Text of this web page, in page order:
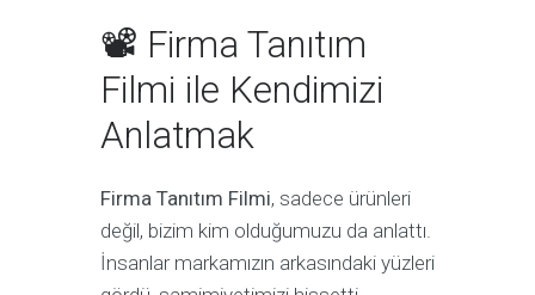
📽 Firma Tanıtım
Filmi ile Kendimizi
Anlatmak
Firma Tanıtım Filmi, sadece ürünleri
değil, bizim kim olduğumuzu da anlattı.
İnsanlar markamızın arkasındaki yüzleri